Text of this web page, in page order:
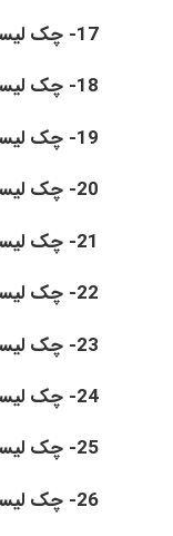
17- چک لیست ایمنی کار با ماشین های افزار ماشین آلات تراش
18- چک لیست ایمنی کار با ماشین های افزار ماشین آلات مته
19- چک لیست ایمنی دستگاه های مخلوط کن و همزن درکارگاه ها
20- چک لیست ایمنی در جوشکاری
21- چک لیست ایمنی در برشکاری گرم
22- چک لیست ایمنی در ماشین های لیفتراک
23- چک لیست ایمنی در صنایع شیشه
24- چک لیست ایمنی در ماشین های کنگاسور،خردکن و آسیاب
25- چک لیست ایمنی ماشین ها و ادوات کشاورزی
26- چک لیست ایمنی حمل ونقل ،ذخیره سازی و توزیع گاز مایع